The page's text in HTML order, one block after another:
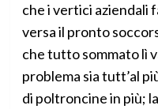
che i vertici aziendali
versa il pronto
che tutto sommato lì
problema sia tutt’al
di poltroncine in più;